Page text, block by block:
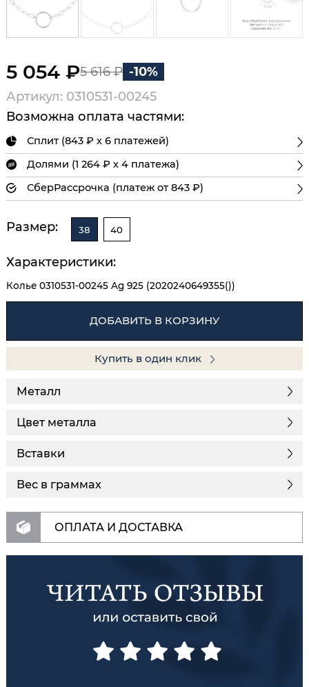
5 054 ₽5 616 ₽ -10%
Артикул: 0310531-00245
Возможна оплата частями:
Сплит (843 ₽ х 6 платежей)
Долями (1 264 ₽ х 4 платежа)
СберРассрочка (платеж от 843 ₽)
Размер: 38 40
Характеристики:
Колье 0310531-00245 Ag 925 (2020240649355())
ДОБАВИТЬ В КОРЗИНУ
Купить в один клик
Металл
Цвет металла
Вставки
Вес в граммах
ОПЛАТА И ДОСТАВКА